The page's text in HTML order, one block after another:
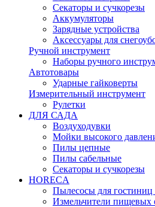
Секаторы и сучкорезы
Аккумуляторы
Зарядные устройства
Аксессуары для
Ручной инструмент
Наборы ручного
Автотовары
Ударные гайковерты
Измерительный инструмент
Рулетки
ДЛЯ САДА
Воздуходувки
Мойки высокого
Пилы цепные
Пилы сабельные
Секаторы и сучкорезы
HORECA
Пылесосы для гостиниц
Измельчители